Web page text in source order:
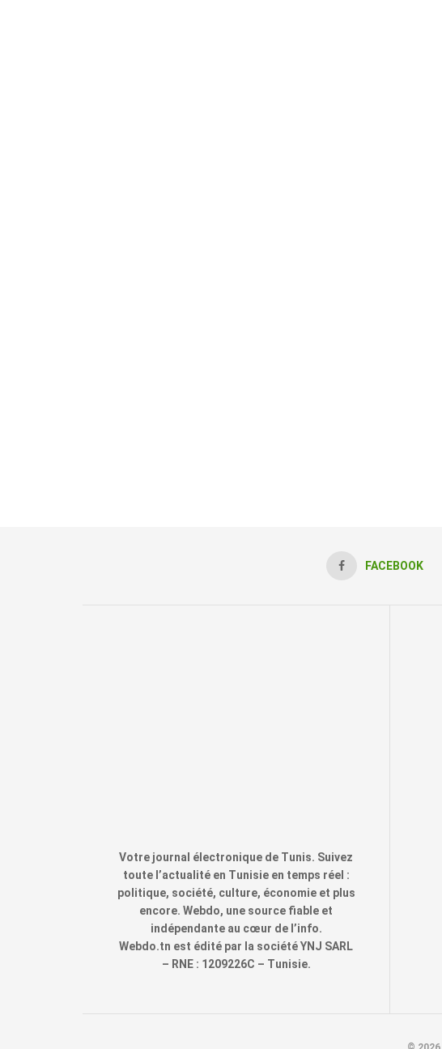
FACEBOOK
Votre journal électronique de Tunis. Suivez
toute l’actualité en Tunisie en temps réel :
politique, société, culture, économie et plus
encore. Webdo, une source fiable et
indépendante au cœur de l’info.
Webdo.tn est édité par la société YNJ SARL
– RNE : 1209226C – Tunisie.